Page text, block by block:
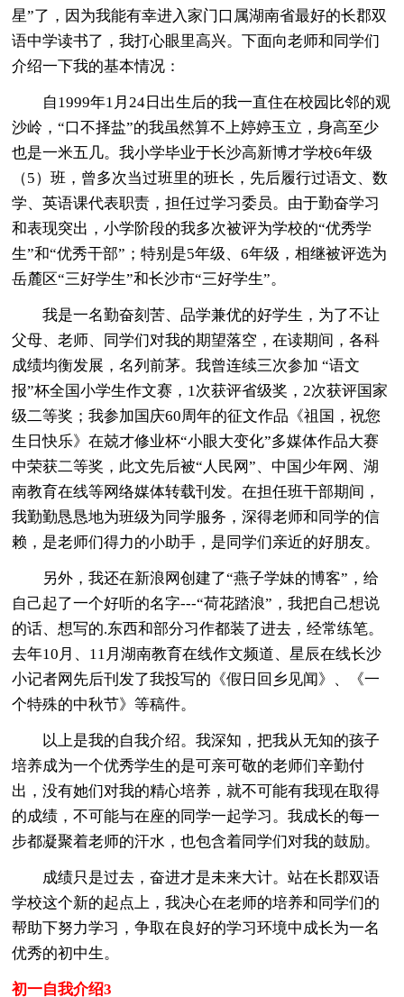
星”了，因为我能有幸进入家门口属湖南省最好的长郡双
语中学读书了，我打心眼里高兴。下面向老师和同学们
介绍一下我的基本情况：
自1999年1月24日出生后的我一直住在校园比邻的观
沙岭，“口不择盐”的我虽然算不上婷婷玉立，身高至少
也是一米五几。我小学毕业于长沙高新博才学校6年级
（5）班，曾多次当过班里的班长，先后履行过语文、数
学、英语课代表职责，担任过学习委员。由于勤奋学习
和表现突出，小学阶段的我多次被评为学校的“优秀学
生”和“优秀干部”；特别是5年级、6年级，相继被评选为
岳麓区“三好学生”和长沙市“三好学生”。
我是一名勤奋刻苦、品学兼优的好学生，为了不让
父母、老师、同学们对我的期望落空，在读期间，各科
成绩均衡发展，名列前茅。我曾连续三次参加 “语文
报”杯全国小学生作文赛，1次获评省级奖，2次获评国家
级二等奖；我参加国庆60周年的征文作品《祖国，祝您
生日快乐》在兢才修业杯“小眼大变化”多媒体作品大赛
中荣获二等奖，此文先后被“人民网”、中国少年网、湖
南教育在线等网络媒体转载刊发。在担任班干部期间，
我勤勤恳恳地为班级为同学服务，深得老师和同学的信
赖，是老师们得力的小助手，是同学们亲近的好朋友。
另外，我还在新浪网创建了“燕子学妹的博客”，给
自己起了一个好听的名字---“荷花踏浪”，我把自己想说
的话、想写的.东西和部分习作都装了进去，经常练笔。
去年10月、11月湖南教育在线作文频道、星辰在线长沙
小记者网先后刊发了我投写的《假日回乡见闻》、《一
个特殊的中秋节》等稿件。
以上是我的自我介绍。我深知，把我从无知的孩子
培养成为一个优秀学生的是可亲可敬的老师们辛勤付
出，没有她们对我的精心培养，就不可能有我现在取得
的成绩，不可能与在座的同学一起学习。我成长的每一
步都凝聚着老师的汗水，也包含着同学们对我的鼓励。
成绩只是过去，奋进才是未来大计。站在长郡双语
学校这个新的起点上，我决心在老师的培养和同学们的
帮助下努力学习，争取在良好的学习环境中成长为一名
优秀的初中生。
初一自我介绍3